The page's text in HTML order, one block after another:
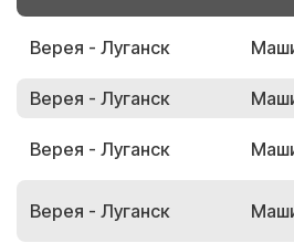
Верея - Луганск
Верея - Луганск
Верея - Луганск
Верея - Луганск